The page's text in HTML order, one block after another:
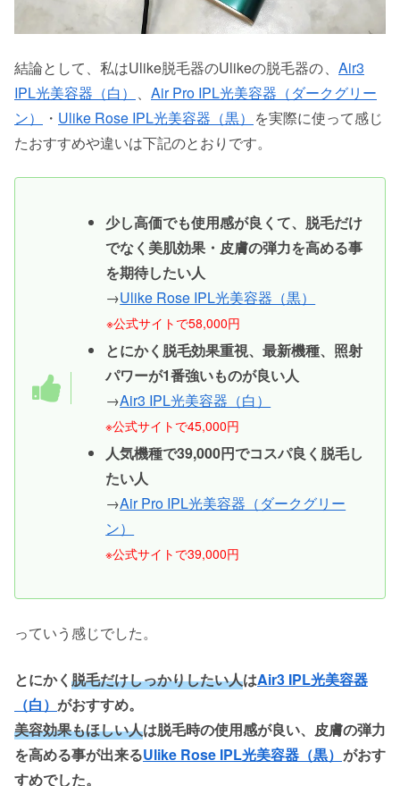
結論として、私はUlike脱毛器のUlikeの脱毛器の、 Air3
IPL光美容器（白） 、 Air Pro IPL光美容器（ダークグリー
ン）
・ Ulike Rose IPL光美容器（黒） を実際に使って感じ
たおすすめや違いは下記のとおりです。
少し高価でも使用感が良くて、脱毛だけ
でなく美肌効果・皮膚の弾力を高める事
を期待したい人
→Ulike Rose IPL光美容器（黒）
※公式サイトで58,000円
とにかく脱毛効果重視、最新機種、照射
パワーが1番強いものが良い人
→Air3 IPL光美容器（白）
※公式サイトで45,000円
人気機種で39,000円でコスパ良く脱毛し
たい人
→Air Pro IPL光美容器（ダークグリー
ン）
※公式サイトで39,000円
っていう感じでした。
とにかく 脱毛だけしっかりしたい人はAir3 IPL光美容器
（白） がおすすめ。
美容効果もほしい人は脱毛時の使用感が良い、皮膚の弾力
を高める事が出来るUlike Rose IPL光美容器（黒） がおす
すめでした。